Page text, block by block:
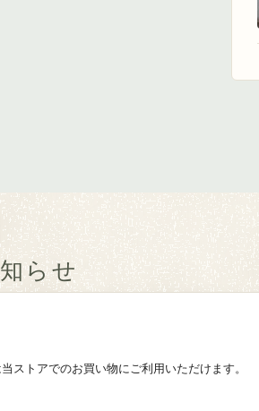
らせ
ストアでのお買い物にご利用いただけます。